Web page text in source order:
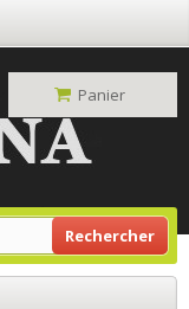
Rechercher
Panier